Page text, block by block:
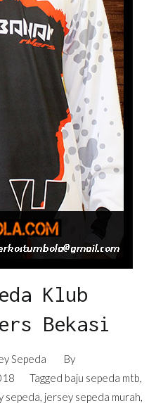
Klub
Bekasi
Sepeda
By
Tagged baju sepeda mtb,
sepeda, jersey sepeda murah,